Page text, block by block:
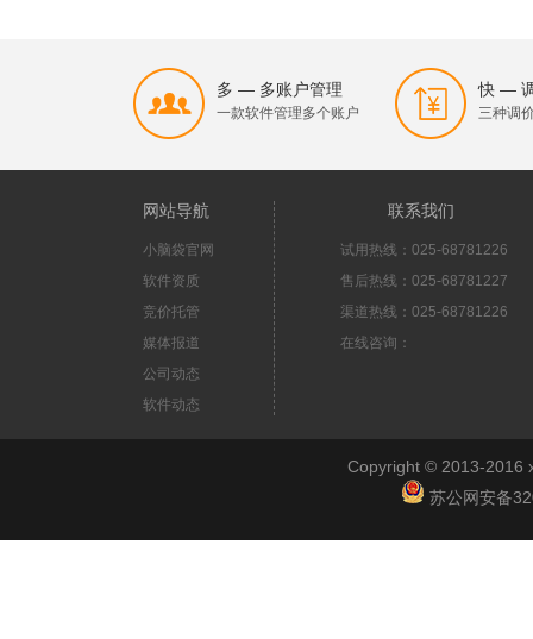
多 — 多账户管理
一款软件管理多个账户
快 —
三种调
网站导航
小脑袋官网
软件资质
竞价托管
媒体报道
公司动态
软件动态
联系我们
试用热线：025-68781226
售后热线：025-68781227
渠道热线：025-68781226
在线咨询：
Copyright © 2013-2016
苏公网安备